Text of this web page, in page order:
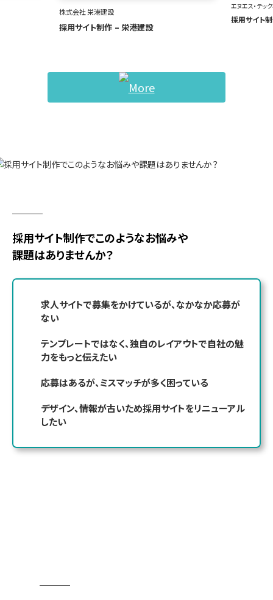
株式会社 栄港建設
採用サイト制作 – 栄港建設
エヌエス・テッ
採用サイト
採用サイト制作でこのようなお悩みや
課題はありませんか？
求人サイトで募集をかけているが、なかなか応募が
ない
テンプレートではなく、独自のレイアウトで自社の魅
力をもっと伝えたい
応募はあるが、ミスマッチが多く困っている
デザイン、情報が古いため採用サイトをリニューアル
したい